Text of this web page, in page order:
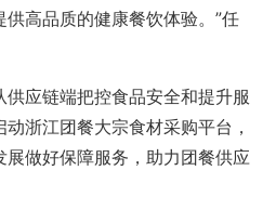
高品质的健康餐饮体验。”任
应链端把控食品安全和提升服
浙江团餐大宗食材采购平台，
展做好保障服务，助力团餐供应